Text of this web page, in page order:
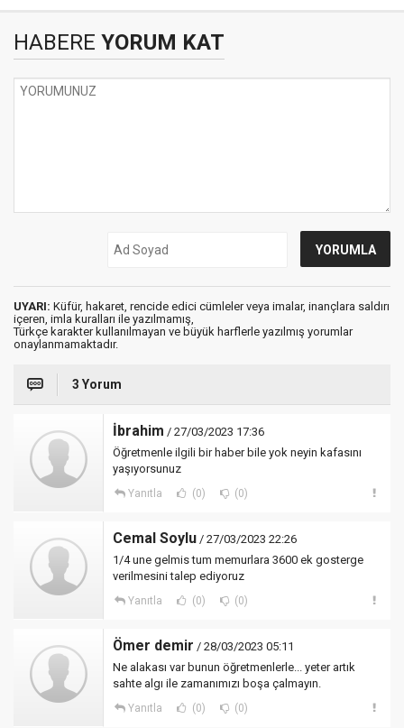
HABERE YORUM KAT
UYARI: Küfür, hakaret, rencide edici cümleler veya imalar, inançlara saldırı
içeren, imla kuralları ile yazılmamış,
Türkçe karakter kullanılmayan ve büyük harflerle yazılmış yorumlar
onaylanmamaktadır.
3 Yorum
İbrahim / 27/03/2023 17:36
Öğretmenle ilgili bir haber bile yok neyin kafasını
yaşıyorsunuz
Yanıtla (0) (0)
Cemal Soylu / 27/03/2023 22:26
1/4 une gelmis tum memurlara 3600 ek gosterge
verilmesini talep ediyoruz
Yanıtla (0) (0)
Ömer demir / 28/03/2023 05:11
Ne alakası var bunun öğretmenlerle... yeter artık
sahte algı ile zamanımızı boşa çalmayın.
Yanıtla (0) (0)